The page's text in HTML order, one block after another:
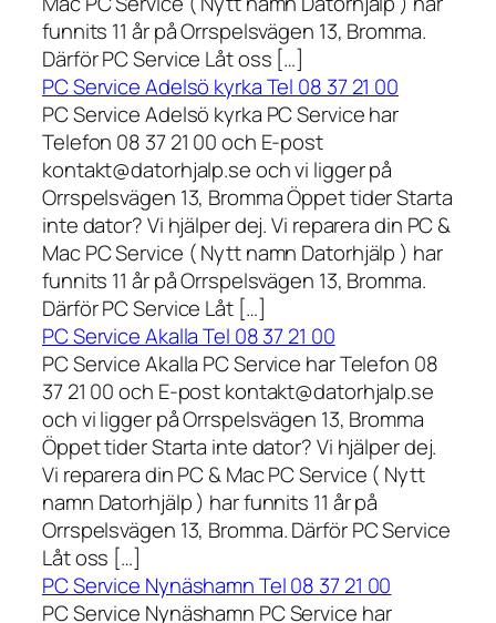
funnits 11 år på Orrspelsvägen 13, Bromma.
Därför PC Service Låt oss […]
PC Service Adelsö kyrka Tel 08 37 21 00
PC Service Adelsö kyrka PC Service har
Telefon 08 37 21 00 och E-post
kontakt@datorhjalp.se och vi ligger på
Orrspelsvägen 13, Bromma Öppet tider Starta
inte dator? Vi hjälper dej. Vi reparera din PC &
Mac PC Service ( Nytt namn Datorhjälp ) har
funnits 11 år på Orrspelsvägen 13, Bromma.
Därför PC Service Låt […]
PC Service Akalla Tel 08 37 21 00
PC Service Akalla PC Service har Telefon 08
37 21 00 och E-post kontakt@datorhjalp.se
och vi ligger på Orrspelsvägen 13, Bromma
Öppet tider Starta inte dator? Vi hjälper dej.
Vi reparera din PC & Mac PC Service ( Nytt
namn Datorhjälp ) har funnits 11 år på
Orrspelsvägen 13, Bromma. Därför PC Service
Låt oss […]
PC Service Nynäshamn Tel 08 37 21 00
PC Service Nynäshamn PC Service har